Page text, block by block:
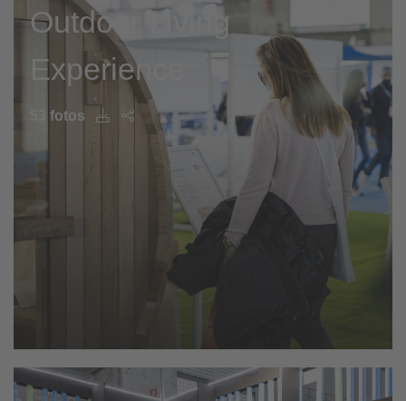
Outdoor Living
Experience
53 fotos